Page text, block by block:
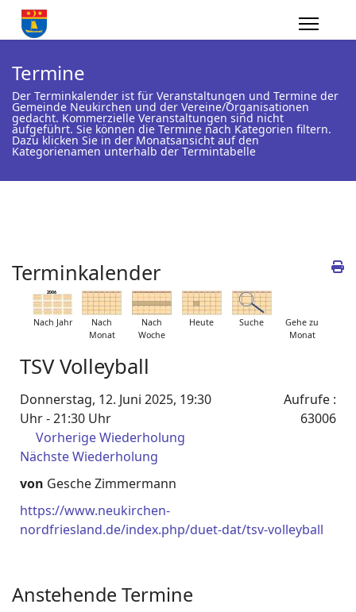
Termine
Der Terminkalender ist für Veranstaltungen und Termine der
Gemeinde Neukirchen und der Vereine/Organisationen
gedacht. Kommerzielle Veranstaltungen sind nicht
aufgeführt. Sie können die Termine nach Kategorien filtern.
Dazu klicken Sie in der Monatsansicht auf den
Kategorienamen unterhalb der Termintabelle
Terminkalender
Nach Jahr
Nach
Monat
Nach
Woche
Heute Suche
Gehe zu
Monat
TSV Volleyball
Donnerstag, 12. Juni 2025, 19:30
Uhr - 21:30 Uhr
Vorherige Wiederholung
Nächste Wiederholung
Aufrufe :
63006
von Gesche Zimmermann
https://www.neukirchen-
nordfriesland.de/index.php/duet-dat/tsv-volleyball
Anstehende Termine